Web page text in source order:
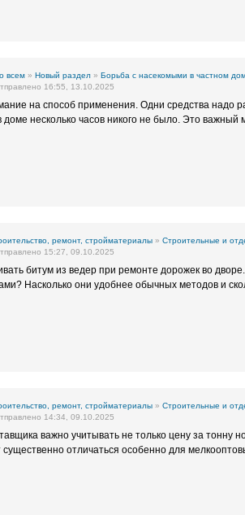
всем » Новый раздел » Борьба с насекомыми в частном
16:55, 13.10.2025
на способ применения. Одни средства надо
доме несколько часов никого не было. Это
ремонт, стройматериалы » Строительные и
15:27, 09.10.2025
битум из ведер при ремонте дорожек во
Насколько они удобнее обычных методов и
ремонт, стройматериалы » Строительные и
14:34, 09.10.2025
важно учитывать не только цену за тонну
отличаться особенно для